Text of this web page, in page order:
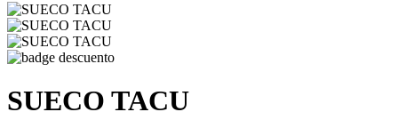
SUECO TACU